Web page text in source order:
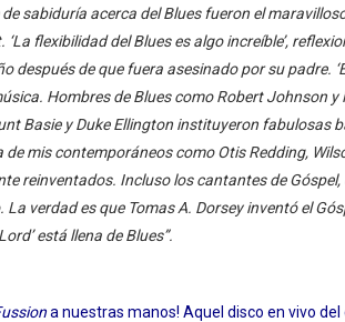
sabiduría acerca del Blues fueron el
flexibilidad del Blues es algo increíble’,
después de que fuera asesinado por su padre.
Hombres de Blues como Robert Johnson
Basie y Duke Ellington instituyeron fabulosas
de mis contemporáneos como Otis Redding,
reinventados. Incluso los cantantes de
verdad es que Tomas A. Dorsey inventó el
está llena de Blues”.
a nuestras manos! Aquel disco en vivo